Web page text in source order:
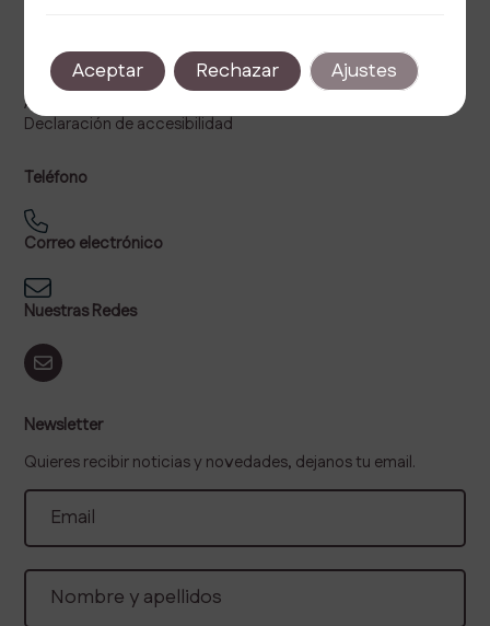
Política de privacidad
Política de cookies
Aviso legal
Declaración de accesibilidad
Teléfono
Correo electrónico
Nuestras Redes
Newsletter
Quieres recibir noticias y novedades, dejanos tu email.
Aceptar Rechazar Ajustes